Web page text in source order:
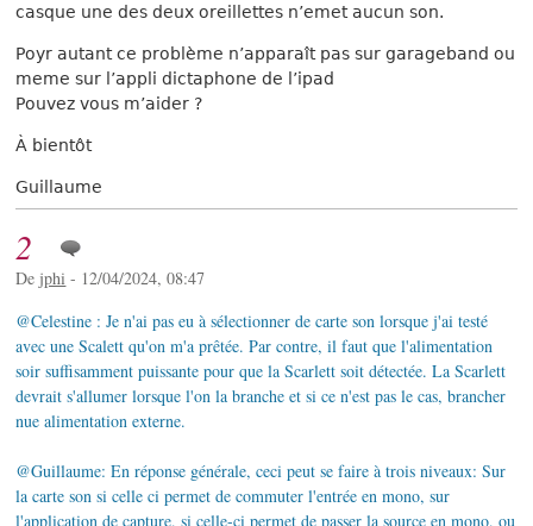
casque une des deux oreillettes n’emet aucun son.
Poyr autant ce problème n’apparaît pas sur garageband ou
meme sur l’appli dictaphone de l’ipad
Pouvez vous m’aider ?
À bientôt
Guillaume
2
De jphi - 12/04/2024, 08:47
@Celestine : Je n'ai pas eu à sélectionner de carte son lorsque j'ai testé
avec une Scalett qu'on m'a prêtée. Par contre, il faut que l'alimentation
soir suffisamment puissante pour que la Scarlett soit détectée. La Scarlett
devrait s'allumer lorsque l'on la branche et si ce n'est pas le cas, brancher
nue alimentation externe.
@Guillaume: En réponse générale, ceci peut se faire à trois niveaux: Sur
la carte son si celle ci permet de commuter l'entrée en mono, sur
l'application de capture, si celle-ci permet de passer la source en mono, ou